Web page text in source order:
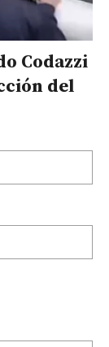
Codazzi
del